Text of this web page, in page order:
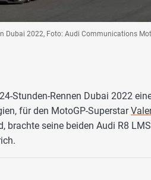
Dubai 2022, Foto: Audi Communications
Stunden-Rennen Dubai 2022
für den MotoGP-Superstar
brachte seine beiden Audi R8